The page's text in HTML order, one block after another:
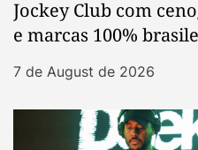
Jockey Club com
e marcas 100%
7 de August de 2026